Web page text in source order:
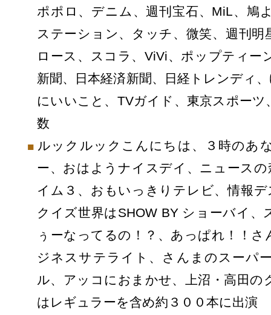
ポポロ、デニム、週刊宝石、MiL、鳩
ステーション、タッチ、微笑、週刊明
ロース、スコラ、ViVi、ポップティー
新聞、日本経済新聞、日経トレンディ
にいいこと、TVガイド、東京スポー
数
ルックルックこんにちは、３時のあ
ー、おはようナイスデイ、ニュース
イム３、おもいっきりテレビ、情報
クイズ世界はSHOW BY ショーバイ、
ぅーなってるの！？、あっぱれ！！
ジネスサテライト、さんまのスーパ
ル、アッコにおまかせ、上沼・高田の
はレギュラーを含め約３００本に出演